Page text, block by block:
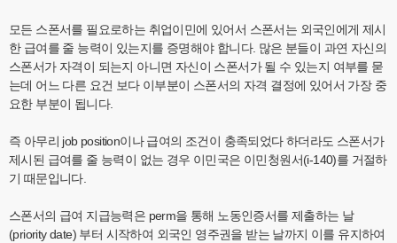
모든 스폰서를 필요로하는 취업이민에 있어서 스폰서는 외국인에게 제시
한 급여를 줄 능력이 있는지를 증명해야 합니다. 많은 분들이 과연 자신의
스폰서가 자격이 되는지 아니면 자신이 스폰서가 될 수 있는지 여부를 묻
는데 어느 다른 요건 보다 이부분이 스폰서의 자격 결정에 있어서 가장 중
요한 부분이 됩니다.
즉 아무리 job position이나 급여의 조건이 충족되었다 하더라도 스폰서가
제시된 급여를 줄 능력이 없는 경우 이민국은 이민청원서(i-140)를 거절하
기 때문입니다.
스폰서의 급여 지급능력은 perm을 통해 노동인증서를 제출하는 날
(priority date) 부터 시작하여 외국인 영주권을 받는 날까지 이를 유지하여